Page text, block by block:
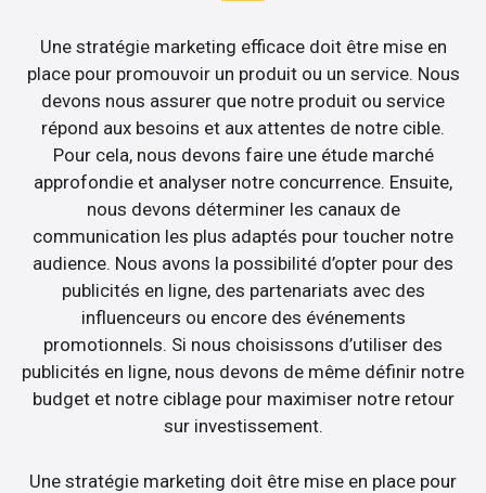
Une stratégie marketing efficace doit être mise en
place pour promouvoir un produit ou un service. Nous
devons nous assurer que notre produit ou service
répond aux besoins et aux attentes de notre cible.
Pour cela, nous devons faire une étude marché
approfondie et analyser notre concurrence. Ensuite,
nous devons déterminer les canaux de
communication les plus adaptés pour toucher notre
audience. Nous avons la possibilité d’opter pour des
publicités en ligne, des partenariats avec des
influenceurs ou encore des événements
promotionnels. Si nous choisissons d’utiliser des
publicités en ligne, nous devons de même définir notre
budget et notre ciblage pour maximiser notre retour
sur investissement.
Une stratégie marketing doit être mise en place pour